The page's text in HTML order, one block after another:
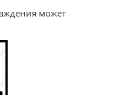
может